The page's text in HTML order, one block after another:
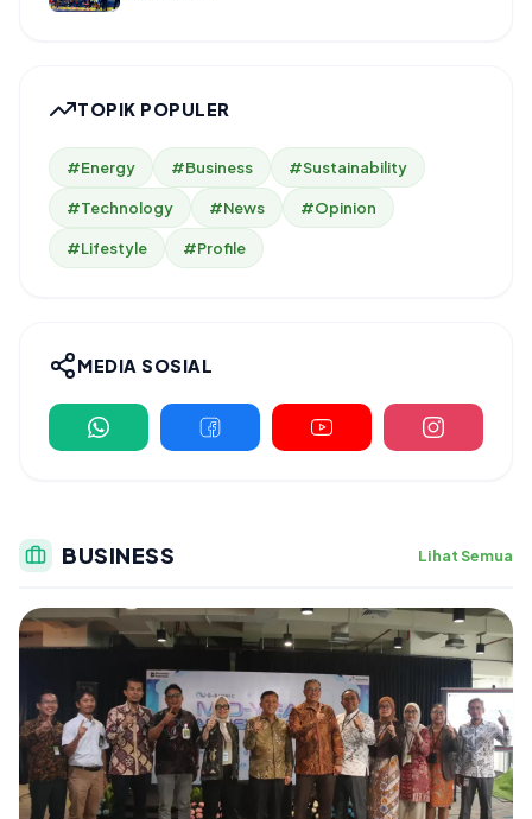
TOPIK POPULER
#Energy #Business #Sustainability
#Technology #News #Opinion
#Lifestyle #Profile
MEDIA SOSIAL
BUSINESS Lihat Semua